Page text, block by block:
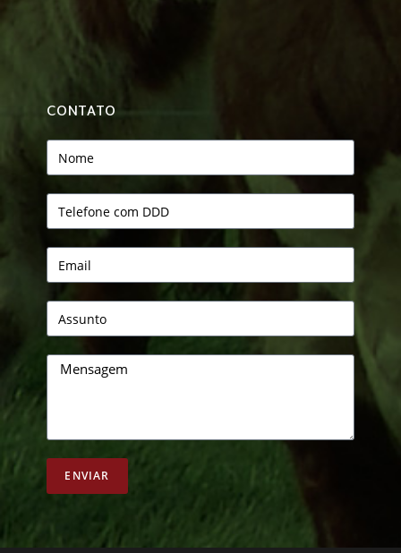
CONTATO
ENVIAR